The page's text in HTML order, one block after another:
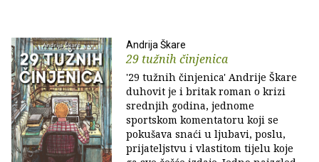
Andrija Škare
29 tužnih činjenica
'29 tužnih činjenica' Andrije Škare
duhovit je i britak roman o krizi
srednjih godina, jednome
sportskom komentatoru koji se
pokušava snaći u ljubavi, poslu,
prijateljstvu i vlastitom tijelu koje